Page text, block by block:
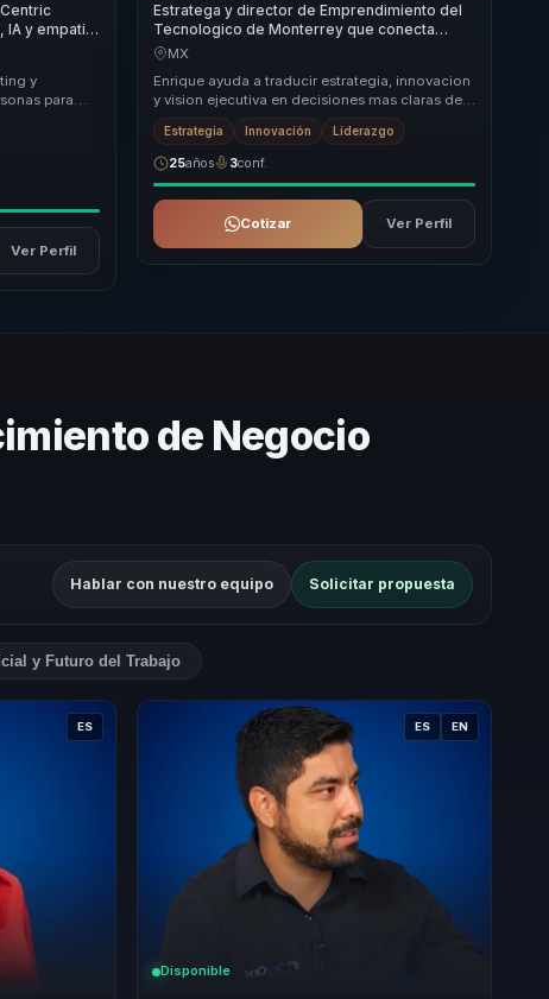
y empatia
y
para
discurso
Ver Perfil
Estratega y director de Emprendimiento del
Tecnologico de Monterrey que conecta
innovacion y mercado con claridad para
MX
Enrique ayuda a traducir estrategia, innovacion
y vision ejecutiva en decisiones mas claras de
crecimiento, diferenciacion y rumbo, para ...
Estrategia Innovación Liderazgo
25años 3conf.
Cotizar Ver Perfil
de Negocio
Hablar con nuestro equipo Solicitar propuesta
y Futuro del Trabajo
ES ES EN
Disponible